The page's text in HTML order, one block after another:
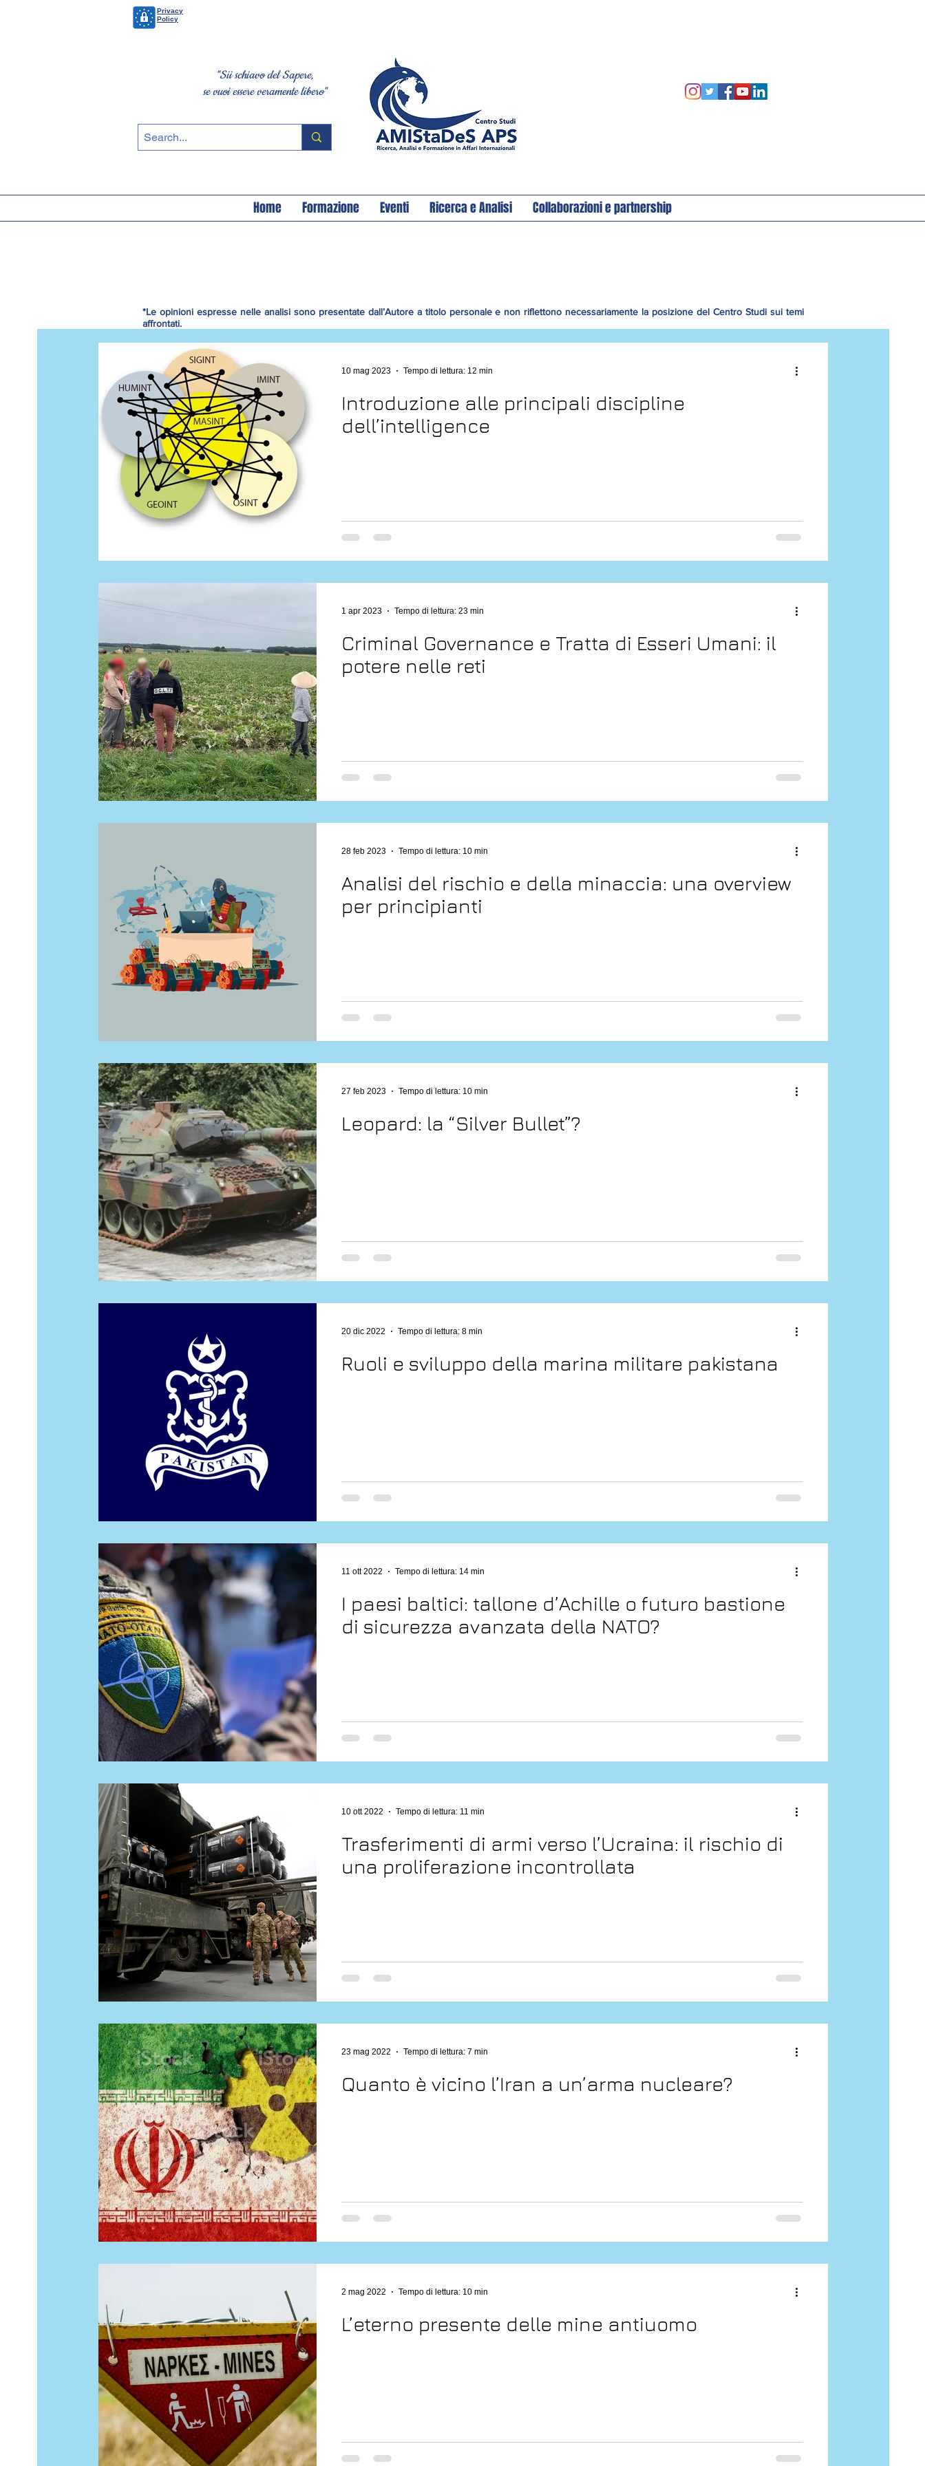
Privacy
Policy
"Sii schiavo del Sapere,
se vuoi essere veramente libero"
Home Formazione Eventi Ricerca e Analisi Collaborazioni e partnership
*Le opinioni espresse nelle analisi sono presentate dall’Autore a titolo personale e non riflettono necessariamente la posizione del Centro Studi sui temi
affrontati.
Introduzione alle principali discipline
dell’intelligence
10 mag 2023 Tempo di lettura: 12 min
Criminal Governance e Tratta di Esseri Umani: il
potere nelle reti
1 apr 2023 Tempo di lettura: 23 min
Analisi del rischio e della minaccia: una overview
per principianti
28 feb 2023 Tempo di lettura: 10 min
Leopard: la “Silver Bullet”?
27 feb 2023 Tempo di lettura: 10 min
Ruoli e sviluppo della marina militare pakistana
20 dic 2022 Tempo di lettura: 8 min
I paesi baltici: tallone d’Achille o futuro bastione
di sicurezza avanzata della NATO?
11 ott 2022 Tempo di lettura: 14 min
Trasferimenti di armi verso l’Ucraina: il rischio di
una proliferazione incontrollata
10 ott 2022 Tempo di lettura: 11 min
Quanto è vicino l’Iran a un’arma nucleare?
23 mag 2022 Tempo di lettura: 7 min
L’eterno presente delle mine antiuomo
2 mag 2022 Tempo di lettura: 10 min